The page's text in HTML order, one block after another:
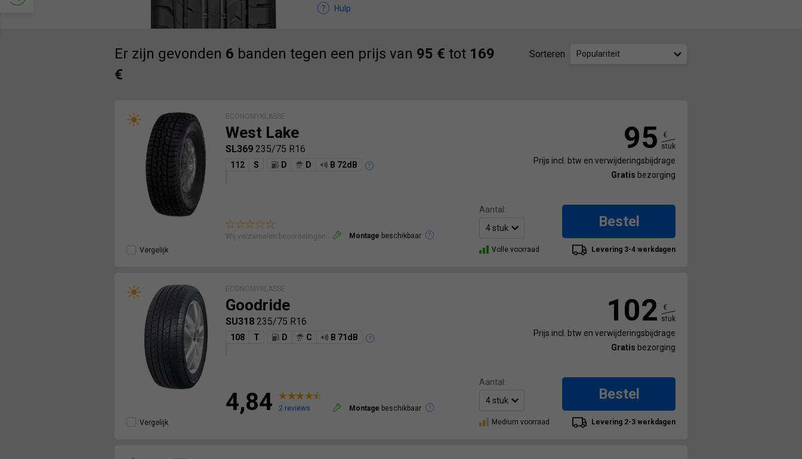
Hulp
Er zijn gevonden 6 banden tegen een prijs van 95 € tot 169
€
Sorteren Populariteit
ECONOMYKLASSE
West Lake
SL369 235/75 R16
112 S D D B 72dB
Wij verzamelen beoordelingen. Montage beschikbaar
Vergelijk
95
€
stuk
Prijs incl. btw en verwijderingsbijdrage
Gratis bezorging
Aantal:
Bestel
Volle voorraad Levering 3-4 werkdagen
ECONOMYKLASSE
Goodride
SU318 235/75 R16
108 T D C B 71dB
4,84 2 reviews Montage beschikbaar
Vergelijk
102
€
stuk
Prijs incl. btw en verwijderingsbijdrage
Gratis bezorging
Aantal:
Bestel
Medium voorraad Levering 2-3 werkdagen